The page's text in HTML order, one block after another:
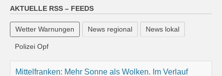
AKTUELLE RSS – FEEDS
Wetter Warnungen News regional News lokal
Polizei Opf
höchstens im Süden Schauer und Gewitter möglich. In
der Nacht teils klar, teils wolkig und meist trocken,
Tiefstwerte bei 21 bis 18 Grad.
6 August 2026